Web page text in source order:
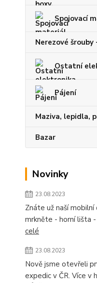
Spojovací
Nerezové šrouby
Ostatní
Pájení
Maziva, lepidla,
Bazar
Novinky
23.08.2023
Znáte už naší mobilní
mrkněte - horní lišta
celé
23.08.2023
Nově jsme otevřeli
expedic v ČR. Více v